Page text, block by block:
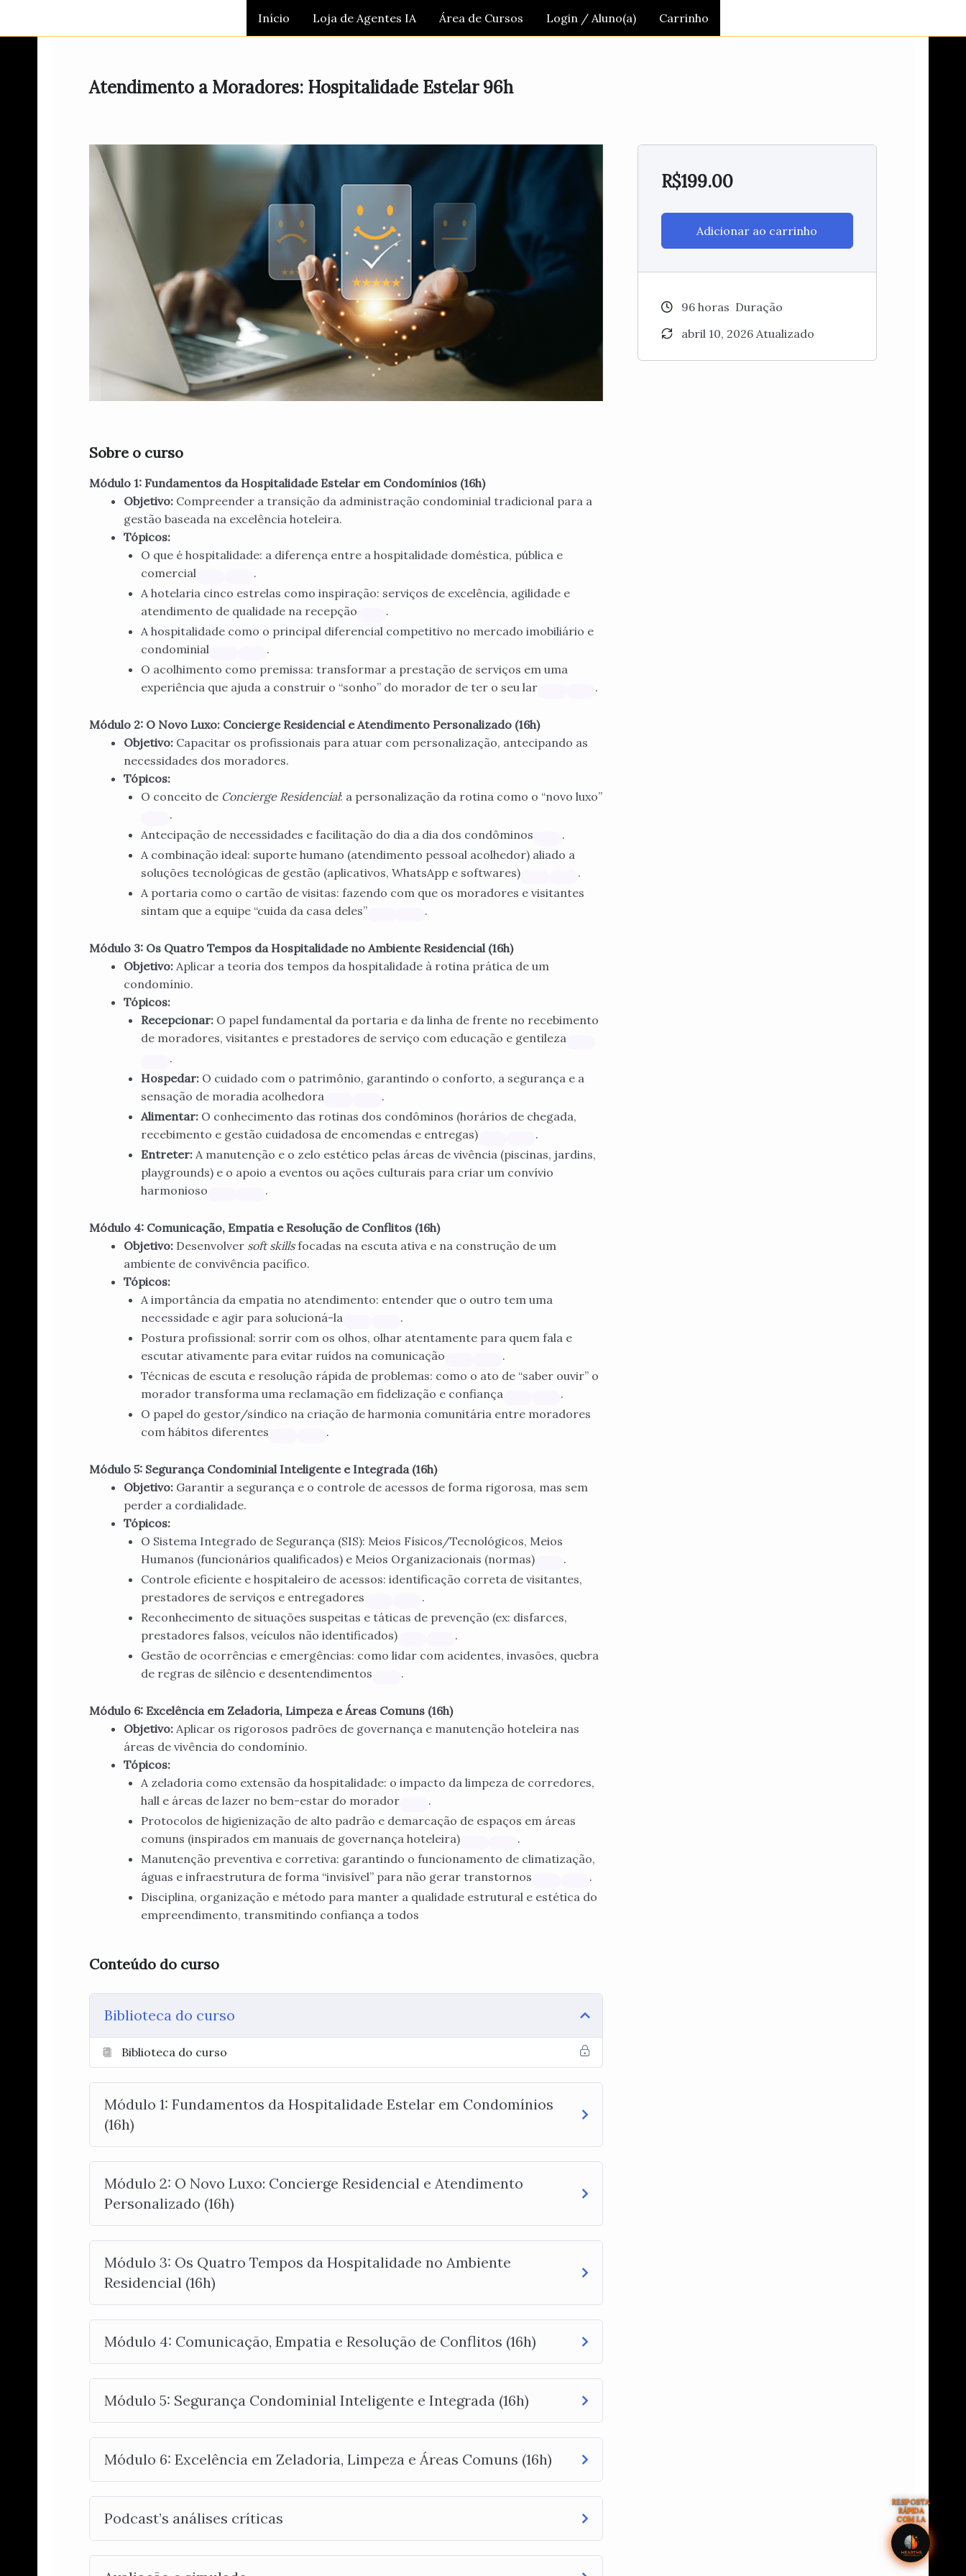
RESPOSTA
RÁPIDA
COM I.A
Início Loja de Agentes IA Área de Cursos Login / Aluno(a) Carrinho
Atendimento a Moradores: Hospitalidade Estelar 96h
Sobre o curso
Módulo 1: Fundamentos da Hospitalidade Estelar em Condomínios (16h)
Objetivo: Compreender a transição da administração condominial tradicional para a
gestão baseada na excelência hoteleira.
Tópicos:
O que é hospitalidade: a diferença entre a hospitalidade doméstica, pública e
comercial
.
A hotelaria cinco estrelas como inspiração: serviços de excelência, agilidade e
atendimento de qualidade na recepção
.
A hospitalidade como o principal diferencial competitivo no mercado imobiliário e
condominial
.
O acolhimento como premissa: transformar a prestação de serviços em uma
experiência que ajuda a construir o “sonho” do morador de ter o seu lar
.
Módulo 2: O Novo Luxo: Concierge Residencial e Atendimento Personalizado (16h)
Objetivo: Capacitar os profissionais para atuar com personalização, antecipando as
necessidades dos moradores.
Tópicos:
O conceito de Concierge Residencial: a personalização da rotina como o “novo luxo”
.
Antecipação de necessidades e facilitação do dia a dia dos condôminos
.
A combinação ideal: suporte humano (atendimento pessoal acolhedor) aliado a
soluções tecnológicas de gestão (aplicativos, WhatsApp e softwares)
.
A portaria como o cartão de visitas: fazendo com que os moradores e visitantes
sintam que a equipe “cuida da casa deles”
.
Módulo 3: Os Quatro Tempos da Hospitalidade no Ambiente Residencial (16h)
Objetivo: Aplicar a teoria dos tempos da hospitalidade à rotina prática de um
condomínio.
Tópicos:
Recepcionar: O papel fundamental da portaria e da linha de frente no recebimento
de moradores, visitantes e prestadores de serviço com educação e gentileza
.
Hospedar: O cuidado com o patrimônio, garantindo o conforto, a segurança e a
sensação de moradia acolhedora
.
Alimentar: O conhecimento das rotinas dos condôminos (horários de chegada,
recebimento e gestão cuidadosa de encomendas e entregas)
.
Entreter: A manutenção e o zelo estético pelas áreas de vivência (piscinas, jardins,
playgrounds) e o apoio a eventos ou ações culturais para criar um convívio
harmonioso
.
Módulo 4: Comunicação, Empatia e Resolução de Conflitos (16h)
Objetivo: Desenvolver soft skillsfocadas na escuta ativa e na construção de um
ambiente de convivência pacífico.
Tópicos:
A importância da empatia no atendimento: entender que o outro tem uma
necessidade e agir para solucioná-la
.
Postura profissional: sorrir com os olhos, olhar atentamente para quem fala e
escutar ativamente para evitar ruídos na comunicação
.
Técnicas de escuta e resolução rápida de problemas: como o ato de “saber ouvir” o
morador transforma uma reclamação em fidelização e confiança
.
O papel do gestor/síndico na criação de harmonia comunitária entre moradores
com hábitos diferentes
.
Módulo 5: Segurança Condominial Inteligente e Integrada (16h)
Objetivo: Garantir a segurança e o controle de acessos de forma rigorosa, mas sem
perder a cordialidade.
Tópicos:
O Sistema Integrado de Segurança (SIS): Meios Físicos/Tecnológicos, Meios
Humanos (funcionários qualificados) e Meios Organizacionais (normas)
.
Controle eficiente e hospitaleiro de acessos: identificação correta de visitantes,
prestadores de serviços e entregadores
.
Reconhecimento de situações suspeitas e táticas de prevenção (ex: disfarces,
prestadores falsos, veículos não identificados)
.
Gestão de ocorrências e emergências: como lidar com acidentes, invasões, quebra
de regras de silêncio e desentendimentos
.
Módulo 6: Excelência em Zeladoria, Limpeza e Áreas Comuns (16h)
Objetivo: Aplicar os rigorosos padrões de governança e manutenção hoteleira nas
áreas de vivência do condomínio.
Tópicos:
A zeladoria como extensão da hospitalidade: o impacto da limpeza de corredores,
hall e áreas de lazer no bem-estar do morador
.
Protocolos de higienização de alto padrão e demarcação de espaços em áreas
comuns (inspirados em manuais de governança hoteleira)
.
Manutenção preventiva e corretiva: garantindo o funcionamento de climatização,
águas e infraestrutura de forma “invisível” para não gerar transtornos
.
Disciplina, organização e método para manter a qualidade estrutural e estética do
empreendimento, transmitindo confiança a todos
Conteúdo do curso
Biblioteca do curso
Biblioteca do curso
Módulo 1: Fundamentos da Hospitalidade Estelar em Condomínios
(16h)
Módulo 2: O Novo Luxo: Concierge Residencial e Atendimento
Personalizado (16h)
Módulo 3: Os Quatro Tempos da Hospitalidade no Ambiente
Residencial (16h)
Módulo 4: Comunicação, Empatia e Resolução de Conflitos (16h)
Módulo 5: Segurança Condominial Inteligente e Integrada (16h)
Módulo 6: Excelência em Zeladoria, Limpeza e Áreas Comuns (16h)
Podcast’s análises críticas
R$199.00
Adicionar ao carrinho
96horas Duração
abril 10, 2026 Atualizado